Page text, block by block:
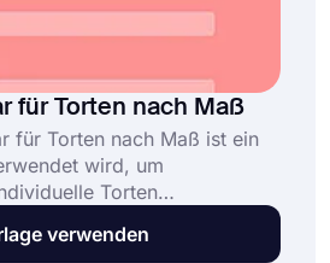
für Torten nach Maß
für Torten nach Maß ist ein
wird, um
Torten
Wenn Sie Konditor oder
solches Bestellformular
verwenden